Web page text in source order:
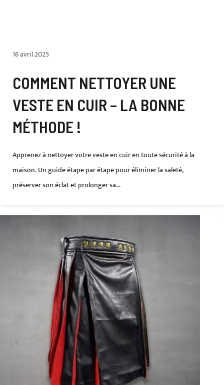
16 avril 2025
COMMENT NETTOYER UNE
VESTE EN CUIR – LA BONNE
MÉTHODE !
Apprenez à nettoyer votre veste en cuir en toute sécurité à la
maison. Un guide étape par étape pour éliminer la saleté,
préserver son éclat et prolonger sa...